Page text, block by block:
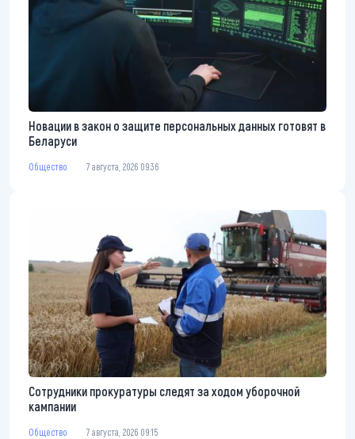
Новации в закон о защите персональных данных готовят в
Беларуси
Общество 7 августа, 2026 09:36
Сотрудники прокуратуры следят за ходом уборочной
кампании
Общество 7 августа, 2026 09:15